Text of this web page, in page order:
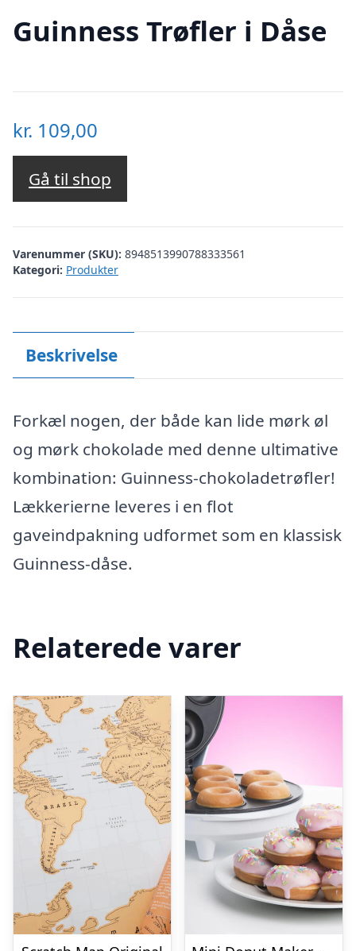
Guinness Trøfler i Dåse
kr. 109,00
Gå til shop
Varenummer (SKU): 8948513990788333561
Kategori: Produkter
Beskrivelse
Forkæl nogen, der både kan lide mørk øl
og mørk chokolade med denne ultimative
kombination: Guinness-chokoladetrøfler!
Lækkerierne leveres i en flot
gaveindpakning udformet som en klassisk
Guinness-dåse.
Relaterede varer